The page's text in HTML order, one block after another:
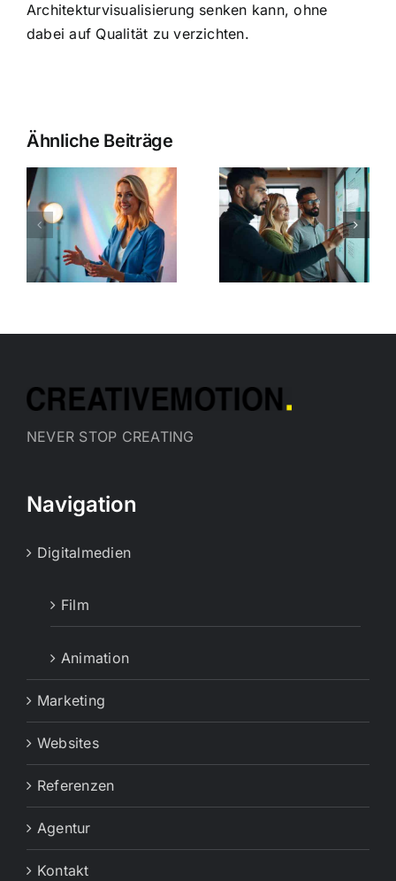
Architekturvisualisierung senken kann, ohne
dabei auf Qualität zu verzichten.
Ähnliche Beiträge
Ratgeber –
Copy
Social
Media
Kampagne
aufbauen:
NEVER STOP CREATING
Navigation
Digitalmedien
Film
Animation
Marketing
Websites
Referenzen
Agentur
Kontakt